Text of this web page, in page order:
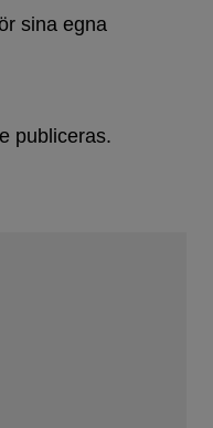
sina egna
publiceras.